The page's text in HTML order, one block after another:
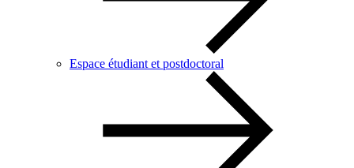
Espace étudiant et postdoctoral